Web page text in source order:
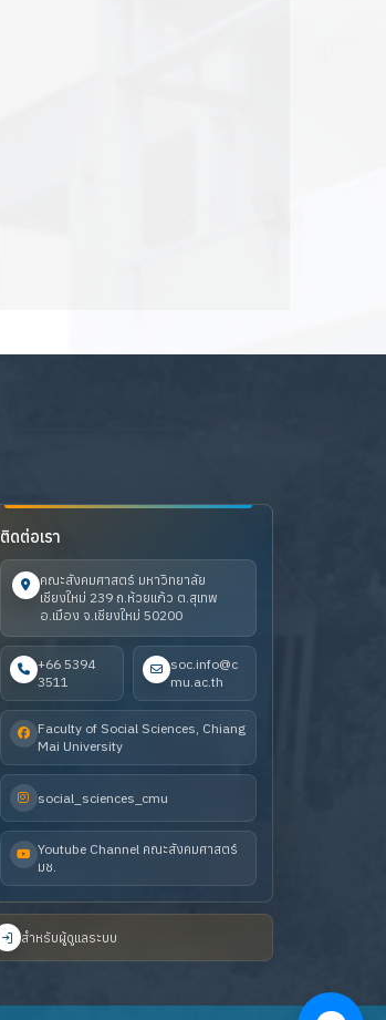
ติดต่อเรา
คณะสังคมศาสตร์ มหาวิทยาลัย
เชียงใหม่ 239 ถ.ห้วยแก้ว ต.สุเทพ
อ.เมือง จ.เชียงใหม่ 50200
+66 5394
3511
soc.info@c
mu.ac.th
Faculty of Social Sciences, Chiang
Mai University
social_sciences_cmu
Youtube Channel คณะสังคมศาสตร์
มช.
สำหรับผู้ดูแลระบบ